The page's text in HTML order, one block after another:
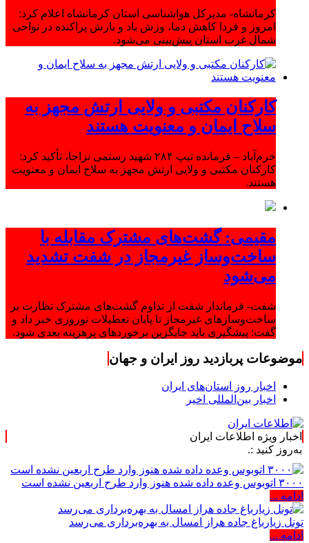
کرمانشاه- مدیرکل هواشناسی استان کرمانشاه اعلام کرد:
امروز و فردا کاهش دما، وزش باد و بارش پراکنده در نواحی
شمال غرب استان پیش‌بینی می‌شود.
کارکنان مکتبی و ولایی ارتش مجهز به
سلاح ایمان و معنویت هستند
خرم‌آباد – فرمانده تیپ ۲۸۴ شهید رستمی نزاجا، تأکید کرد:
کارکنان مکتبی و ولایی ارتش مجهز به سلاح ایمان و معنویت
هستند.
مقیمی: گشت‌های مشترک مقابله با
ساخت‌وساز غیرمجاز در شفت تشدید
می‌شود
شفت- فرماندار شفت از تداوم گشت‌های مشترک نظارت بر
ساخت‌وسازهای غیرمجاز تا پایان تعطیلات نوروزی خبر داد و
گفت: پیشگیری باید جایگزین برخوردهای پرهزینه بعدی شود.
موضوعات پربازدید روز ایران و جهان
اخبار روز استان‌های ایران
اخبار بین‌المللی اخیر
اخبار ویژه اطلاعات ایران
:.
۳۰۰۰ اتوبوس وعده داده شده هنوز وارد طرح اربعین نشده است
ادامه ...
تونل زیارباغ جاده هراز امسال به بهره‌برداری می‌رسد
ادامه ...